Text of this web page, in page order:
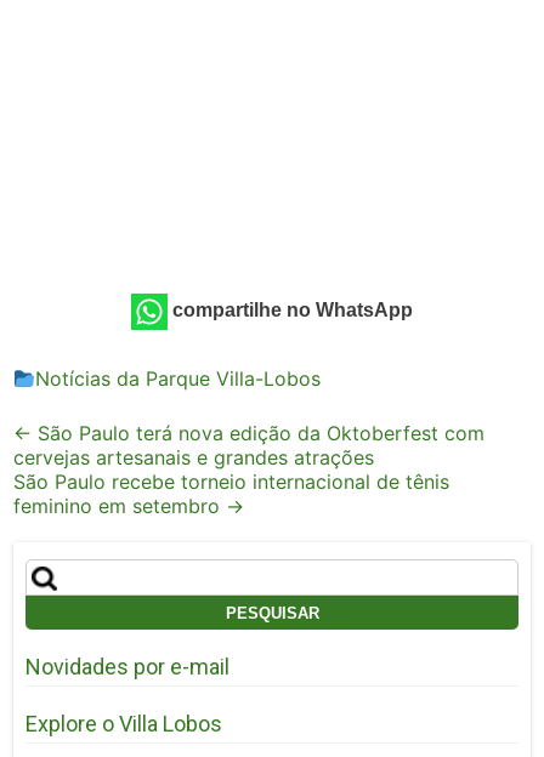
compartilhe no WhatsApp
Notícias da Parque Villa-Lobos
Post
navigation
← São Paulo terá nova edição da Oktoberfest com
cervejas artesanais e grandes atrações
São Paulo recebe torneio internacional de tênis
feminino em setembro →
Pesquisar
por:
Novidades por e-mail
Explore o Villa Lobos